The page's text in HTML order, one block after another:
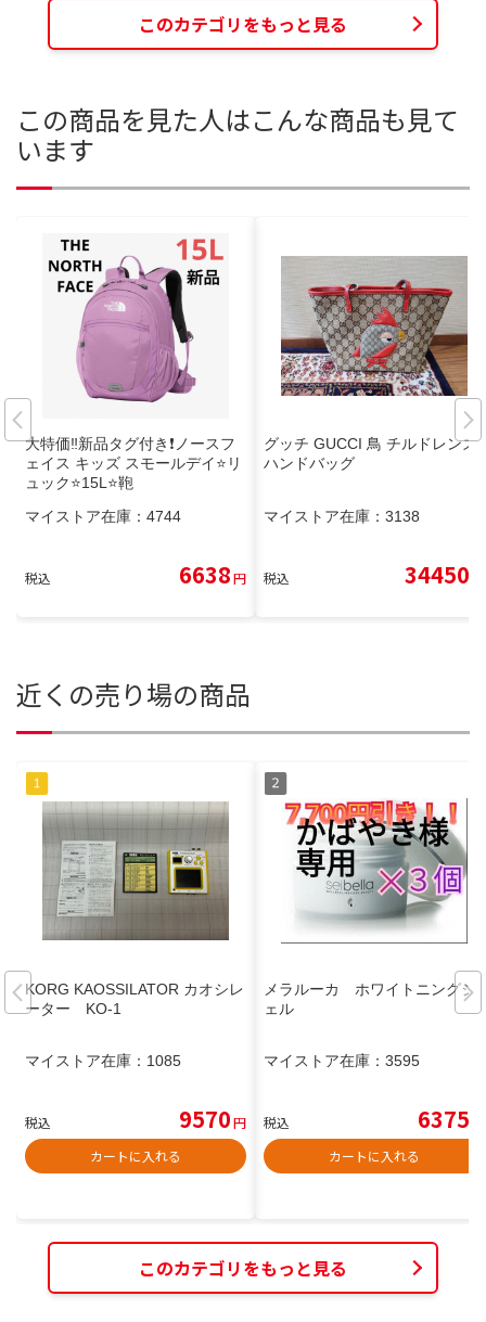
このカテゴリをもっと見る
この商品を見た人はこんな商品も見て
います
大特価‼️新品タグ付き❗️ノースフ
ェイス キッズ スモールデイ⭐️リ
ュック⭐️15L⭐️鞄
マイストア在庫： 4744
税込 6638円
グッチ GUCCI 鳥 チルドレンズ
ハンドバッグ
マイストア在庫： 3138
税込 34450
近くの売り場の商品
KORG KAOSSILATOR カオシレ
ーター KO-1
マイストア在庫： 1085
税込 9570円
カートに入れる
メラルーカ ホワイトニングジ
ェル
マイストア在庫： 3595
税込 6375
カートに入れる
このカテゴリをもっと見る